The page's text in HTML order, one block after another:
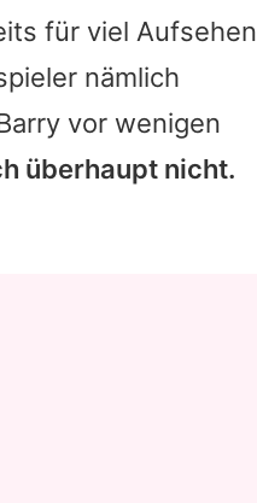
für viel Aufsehen
nämlich
vor wenigen
überhaupt nicht.